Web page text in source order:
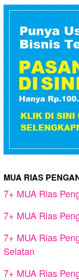
MUA RIAS
7+ MUA Rias
7+ MUA Rias
7+ MUA Rias
Selatan
7+ MUA Rias